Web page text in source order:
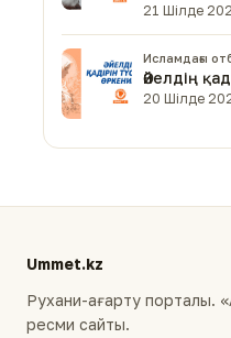
21 Шілде
Исламдағы
Әйелдің
20 Шілде
Ummet.kz
Рухани-ағарту порталы.
ресми сайты.